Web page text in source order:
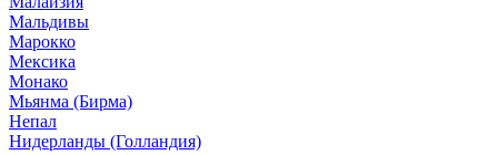
Мальдивы
Марокко
Мексика
Монако
Мьянма (Бирма)
Непал
Нидерланды (Голландия)